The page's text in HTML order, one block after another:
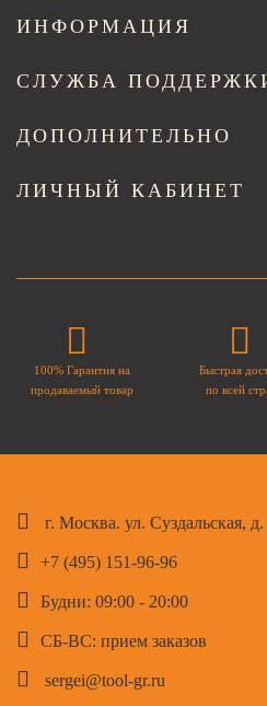
ИНФОРМАЦИЯ
СЛУЖБА
ДОПОЛНИТЕЛЬНО
ЛИЧНЫЙ КАБИНЕТ
100% Гарантия на
продаваемый товар
Быстрая
по всей
г. Москва. ул. Суздальская,
+7 (495) 151-96-96
Будни: 09:00 - 20:00
СБ-ВС: прием заказов
sergei@tool-gr.ru